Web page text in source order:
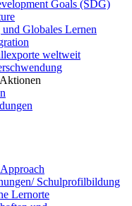
Goals (SDG)
Globales Lernen
weltweit
Schulprofilbildung
Lernorte